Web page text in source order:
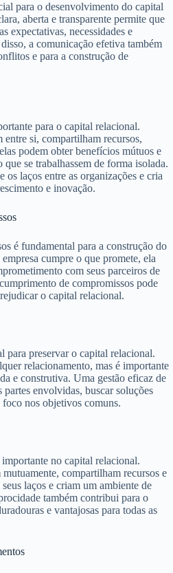
para o desenvolvimento do capital
aberta e transparente permite que
expectativas, necessidades e
a comunicação efetiva também
e para a construção de
para o capital relacional.
entre si, compartilham recursos,
podem obter benefícios mútuos e
se trabalhassem de forma isolada.
os laços entre as organizações e cria
e inovação.
é fundamental para a construção do
cumpre o que promete, ela
com seus parceiros de
de compromissos pode
o capital relacional.
para preservar o capital relacional.
relacionamento, mas é importante
e construtiva. Uma gestão eficaz de
envolvidas, buscar soluções
nos objetivos comuns.
no capital relacional.
compartilham recursos e
laços e criam um ambiente de
também contribui para o
e vantajosas para todas as